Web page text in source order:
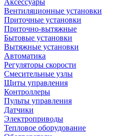
Аксессуары
Вентиляционные установки
Приточные установки
Приточно-вытяжные
Бытовые установки
Вытяжные установки
Автоматика
Регуляторы скорости
Смесительные узлы
Щиты управления
Контроллеры
Пульты управления
Датчики
Электроприводы
Тепловое оборудование